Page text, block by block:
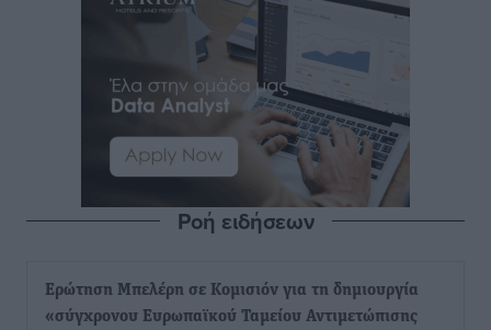
Ροή ειδήσεων
Ερώτηση Μπελέρη σε Κομισιόν για τη δημιουργία
«σύγχρονου Ευρωπαϊκού Ταμείου Αντιμετώπισης